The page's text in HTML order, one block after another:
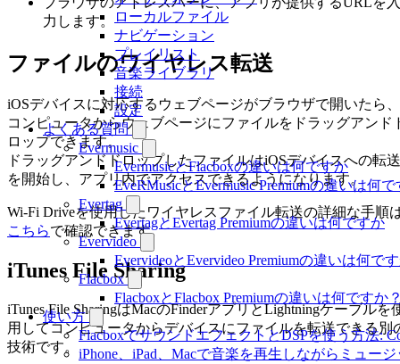
ローカルファイル
ナビゲーション
プレイリスト
音楽ライブラリ
接続
設定
よくある質問
Evermusic
EvermusicとFlacboxの違いは何ですか
EveRMusicとEvermusic Premiumの違いは何で
Evertag
EvertagとEvertag Premiumの違いは何ですか
Evervideo
EvervideoとEvervideo Premiumの違いは何で
Flacbox
FlacboxとFlacbox Premiumの違いは何ですか
使い方
FlacboxでサウンドエフェクトとDSPを使う方法:
iPhone、iPad、Macで音楽を再生しながらミュー
力します。
ファイルのワイヤレス転送
iOSデバイスに対応するウェブページがブラウザで開いたら、
コンピュータからウェブページにファイルをドラッグアンド
ロップできます。
ドラッグアンドドロップしたファイルはiOSデバイスへの転送
を開始し、アプリ内でアクセスできるようになります。
Wi-Fi Driveを使用したワイヤレスファイル転送の詳細な手順
こちらで確認できます。
iTunes File Sharing
iTunes File SharingはMacのFinderアプリとLightningケーブルを
用してコンピュータからデバイスにファイルを転送できる別
技術です。